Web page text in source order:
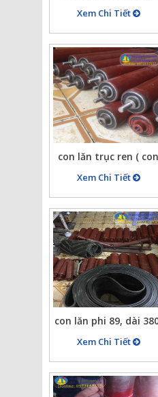
rùa, bánh xe nâng
băng cao su
Xem Chi Tiết
con lăn trục ren ( con
lăn ren 2 trục, con lăn
băng tải hai đầu trục
lăn ren )
Xem Chi Tiết
con lăn phi 89, dài
phi 89 dài 350, phi 89
dài 550,…
Xem Chi Tiết